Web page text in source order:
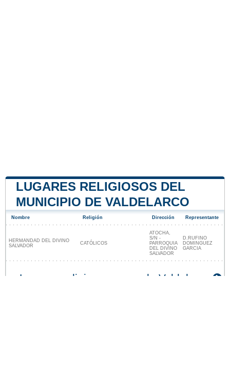
LUGARES RELIGIOSOS DEL
MUNICIPIO DE VALDELARCO
Nombre Religión Dirección Representante
HERMANDAD DEL DIVINO
SALVADOR
CATÓLICOS
ATOCHA,
S/N -
PARROQUIA
DEL DIVINO
SALVADOR
D.RUFINO
DOMINGUEZ
GARCIA
Lugares religiosos cerca de Valdelarco